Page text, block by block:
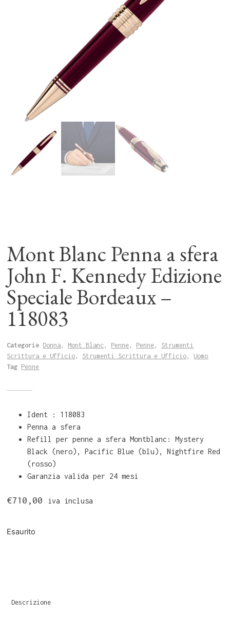
Mont Blanc Penna a sfera
John F. Kennedy Edizione
Speciale Bordeaux –
118083
Categorie Donna, Mont Blanc, Penne, Penne, Strumenti
Scrittura e Ufficio, Strumenti Scrittura e Ufficio, Uomo
Tag Penne
Ident : 118083
Penna a sfera
Refill per penne a sfera Montblanc: Mystery
Black (nero), Pacific Blue (blu), Nightfire Red
(rosso)
Garanzia valida per 24 mesi
€710,00 iva inclusa
Esaurito
Descrizione